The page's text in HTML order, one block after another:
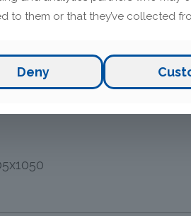
400x1050
to them or that they’ve collected
Deny